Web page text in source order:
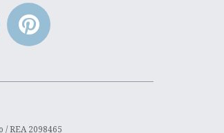
/ REA 2098465